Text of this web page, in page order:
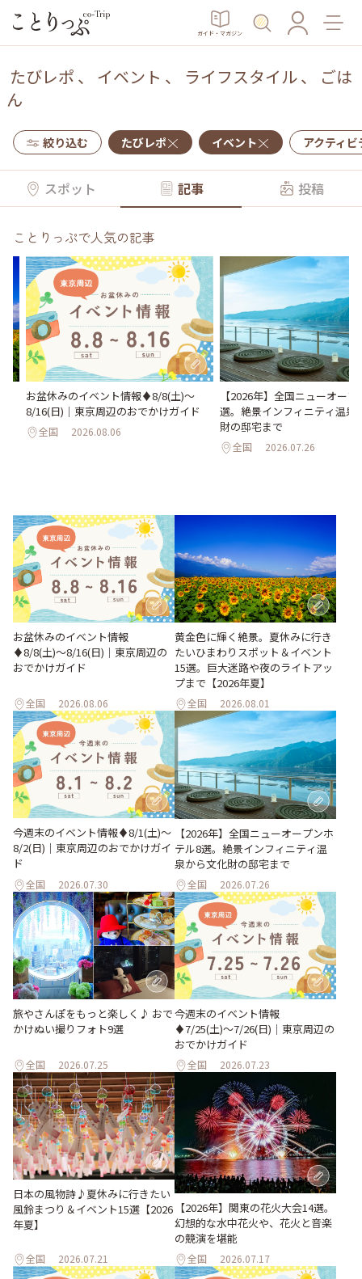
ガイド・マガジン
たびレポ 、 イベント 、 ライフスタイル、
ごは
ん
絞り込む たびレポ イベント アクティ
スポット 記事 投稿
ことりっぷで人気の記事
お盆休みのイベント情報♦︎8/8(土)〜
8/16(日)｜東京周辺のおでかけガイド
全国 2026.08.06
【2026年】全国ニューオー
選。絶景インフィニティ温泉
財の邸宅まで
全国 2026.07.26
お盆休みのイベント情報
♦︎8/8(土)〜8/16(日)｜東京周辺の
おでかけガイド
全国 2026.08.06
黄金色に輝く絶景。夏休みに行き
たいひまわりスポット＆イベント
15選。巨大迷路や夜のライトアッ
プまで【2026年夏】
全国 2026.08.01
今週末のイベント情報♦︎8/1(土)〜
8/2(日)｜東京周辺のおでかけガイ
ド
全国 2026.07.30
【2026年】全国ニューオープンホ
テル8選。絶景インフィニティ温
泉から文化財の邸宅まで
全国 2026.07.26
旅やさんぽをもっと楽しく♪ おで
かけぬい撮りフォト9選
全国 2026.07.25
今週末のイベント情報
♦︎7/25(土)〜7/26(日)｜東京周辺の
おでかけガイド
全国 2026.07.23
日本の風物詩♪夏休みに行きたい
風鈴まつり＆イベント15選【2026
年夏】
全国 2026.07.21
【2026年】関東の花火大会14選。
幻想的な水中花火や、花火と音楽
の競演を堪能
全国 2026.07.17